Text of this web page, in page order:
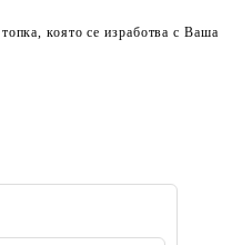
която се изработва с Ваша